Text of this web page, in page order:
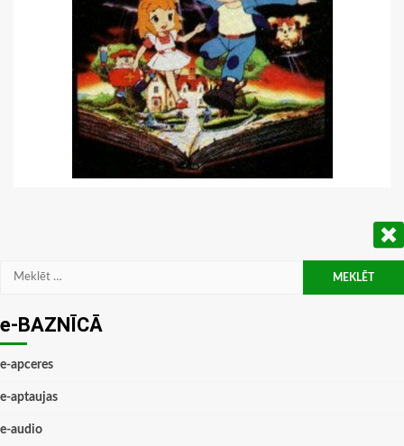
Meklēt:
e-BAZNĪCĀ
e-apceres
e-aptaujas
e-audio